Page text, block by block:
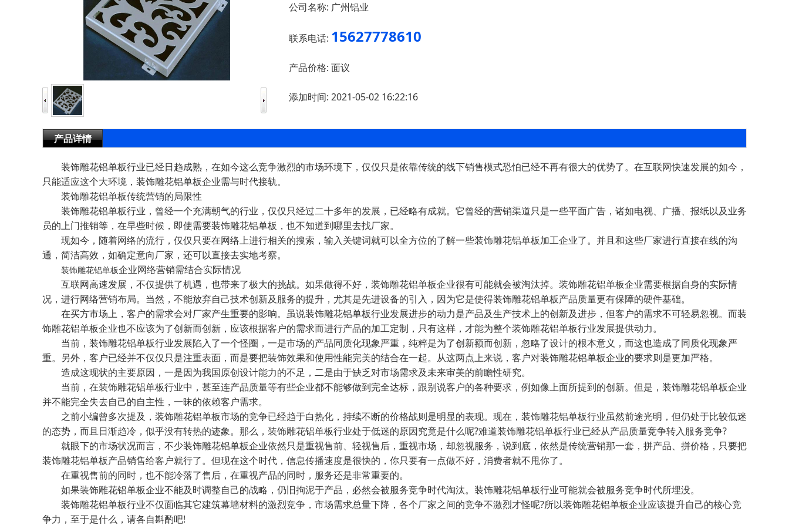
公司名称: 广州铝业
联系电话: 15627778610
产品价格: 面议
添加时间: 2021-05-02 16:22:16
产品详情
装饰雕花铝单板行业已经日趋成熟，在如今这么竞争激烈的市场环境下，仅仅只是依靠传统的线下销售模式恐怕已经不再有很大的优势了。在互联网快速发展的如今，
只能适应这个大环境，装饰雕花铝单板企业需与时代接轨。
装饰雕花铝单板传统营销的局限性
装饰雕花铝单板行业，曾经一个充满朝气的行业，仅仅只经过二十多年的发展，已经略有成就。它曾经的营销渠道只是一些平面广告，诸如电视、广播、报纸以及业务
员的上门推销等，在早些时候，即使需要装饰雕花铝单板，也不知道到哪里去找厂家。
现如今，随着网络的流行，仅仅只要在网络上进行相关的搜索，输入关键词就可以全方位的了解一些装饰雕花铝单板加工企业了。并且和这些厂家进行直接在线的沟
通，简洁高效，如确定意向厂家，还可以直接去实地考察。
装饰雕花铝单板企业网络营销需结合实际情况
互联网高速发展，不仅提供了机遇，也带来了极大的挑战。如果做得不好，装饰雕花铝单板企业很有可能就会被淘汰掉。装饰雕花铝单板企业需要根据自身的实际情
况，进行网络营销布局。当然，不能放弃自己技术创新及服务的提升，尤其是先进设备的引入，因为它是使得装饰雕花铝单板产品质量更有保障的硬件基础。
在买方市场上，客户的需求会对厂家产生重要的影响。虽说装饰雕花铝单板行业发展进步的动力是产品及生产技术上的创新及进步，但客户的需求不可轻易忽视。而装
饰雕花铝单板企业也不应该为了创新而创新，应该根据客户的需求而进行产品的加工定制，只有这样，才能为整个装饰雕花铝单板行业发展提供动力。
当前，装饰雕花铝单板行业发展陷入了一个怪圈，一是市场的产品同质化现象严重，纯粹是为了创新额而创新，忽略了设计的根本意义，而这也造成了同质化现象严
重。另外，客户已经并不仅仅只是注重表面，而是要把装饰效果和使用性能完美的结合在一起。从这两点上来说，客户对装饰雕花铝单板企业的要求则是更加严格。
造成这现状的主要原因，一是因为我国原创设计能力的不足，二是由于缺乏对市场需求及未来审美的前瞻性研究。
当前，在装饰雕花铝单板行业中，甚至连产品质量等有些企业都不能够做到完全达标，跟别说客户的各种要求，例如像上面所提到的创新。但是，装饰雕花铝单板企业
并不能完全失去自己的自主性，一昧的依赖客户需求。
之前小编曾多次提及，装饰雕花铝单板市场的竞争已经趋于白热化，持续不断的价格战则是明显的表现。现在，装饰雕花铝单板行业虽然前途光明，但仍处于比较低迷
的态势，而且日渐趋冷，似乎没有转热的迹象。那么，装饰雕花铝单板行业处于低迷的原因究竟是什么呢?难道装饰雕花铝单板行业已经从产品质量竞争转入服务竞争?
就眼下的市场状况而言，不少装饰雕花铝单板企业依然只是重视售前、轻视售后，重视市场，却忽视服务，说到底，依然是传统营销那一套，拼产品、拼价格，只要把
装饰雕花铝单板产品销售给客户就行了。但现在这个时代，信息传播速度是很快的，你只要有一点做不好，消费者就不甩你了。
在重视售前的同时，也不能冷落了售后，在重视产品的同时，服务还是非常重要的。
如果装饰雕花铝单板企业不能及时调整自己的战略，仍旧拘泥于产品，必然会被服务竞争时代淘汰。装饰雕花铝单板行业可能就会被服务竞争时代所埋没。
装饰雕花铝单板行业不仅面临其它建筑幕墙材料的激烈竞争，市场需求总量下降，各个厂家之间的竞争不激烈才怪呢?所以装饰雕花铝单板企业应该提升自己的核心竞
争力，至于是什么，请各自斟酌吧!